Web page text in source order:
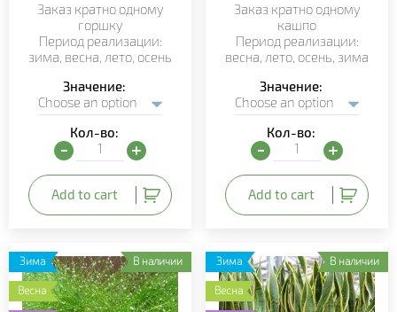
Заказ кратно одному
горшку
Период реализации:
зима, весна, лето, осень
Значение
Кол-во:
Пеларгония зональная ( Pelargōnium) quantity
Add to cart
Заказ кратно одному
кашпо
Период реализации:
весна, лето, осень, зима
Значение
Кол-во:
Плющ ампельный
Add to cart
В наличии
Зима
Весна
В наличии
Зима
Весна